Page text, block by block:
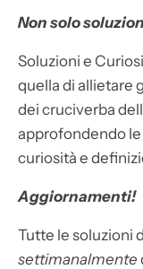
Non solo
Soluzioni e
quella di allietare
dei cruciverba
approfondendo
curiosità e
Aggiornamenti!
Tutte le soluzioni
settimanalmente